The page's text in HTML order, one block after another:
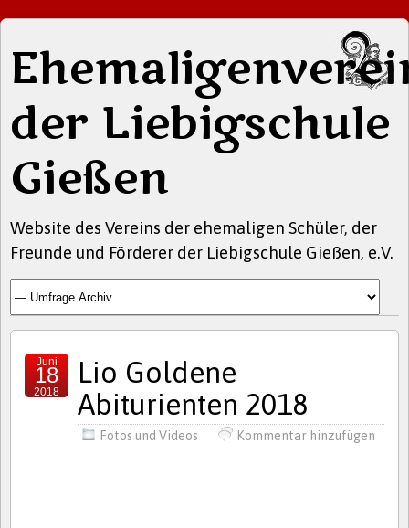
der Liebigschule
Gießen
Website des Vereins der ehemaligen Schüler, der
Freunde und Förderer der Liebigschule Gießen, e.V.
Lio Goldene
Abiturienten 2018
Fotos und Videos Kommentar hinzufügen
Juni
18
2018